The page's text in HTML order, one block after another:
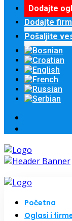
Dodajte
Dodajte
Pošaljite
Početna
Oglasi i